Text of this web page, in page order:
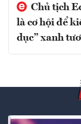
Chủ tịch
là cơ hội để
dục” xanh